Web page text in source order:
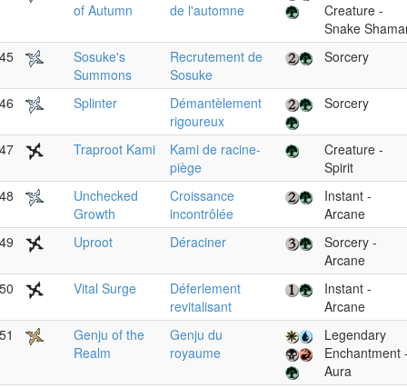
of Autumn
de l'automne
Creature -
Snake
Sosuke's
Summons
Recrutement de
Sosuke
Sorcery
Splinter
Démantèlement
rigoureux
Sorcery
Traproot Kami
Kami de racine-
piège
Creature -
Spirit
Unchecked
Growth
Croissance
incontrôlée
Instant -
Arcane
Uproot Déraciner
Sorcery -
Arcane
Vital Surge
Déferlement
revitalisant
Instant -
Arcane
Genju of the
Realm
Genju du
royaume
Legendary
Enchantment
Aura